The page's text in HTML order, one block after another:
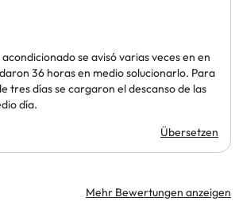
se avisó varias veces en en
36 horas en medio solucionarlo. Para
tres días se cargaron el descanso de las
día.
Übersetzen
Mehr Bewertungen anzeigen